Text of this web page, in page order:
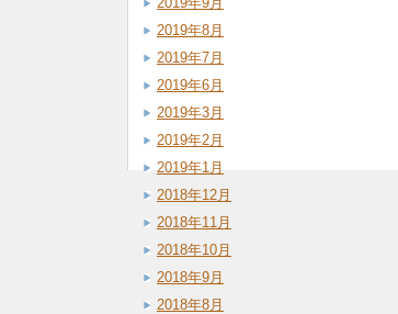
2019年8月
2019年7月
2019年6月
2019年3月
2019年2月
2019年1月
2018年12月
2018年11月
2018年10月
2018年9月
2018年8月